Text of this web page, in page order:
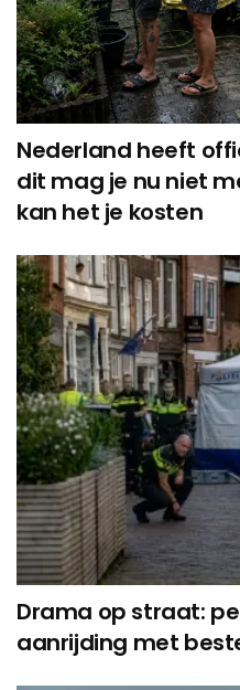
Nederland heeft
dit mag je nu niet
kan het je kosten
Drama op straat:
aanrijding met